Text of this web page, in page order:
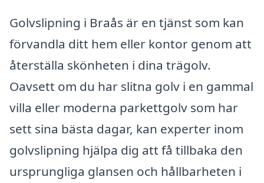
Golvslipning i Braås är en tjänst som kan
förvandla ditt hem eller kontor genom att
återställa skönheten i dina trägolv.
Oavsett om du har slitna golv i en gammal
villa eller moderna parkettgolv som har
sett sina bästa dagar, kan experter inom
golvslipning hjälpa dig att få tillbaka den
ursprungliga glansen och hållbarheten i